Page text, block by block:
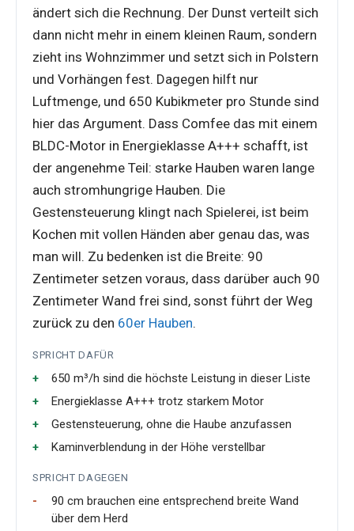
ändert sich die Rechnung. Der Dunst verteilt sich
dann nicht mehr in einem kleinen Raum, sondern
zieht ins Wohnzimmer und setzt sich in Polstern
und Vorhängen fest. Dagegen hilft nur
Luftmenge, und 650 Kubikmeter pro Stunde sind
hier das Argument. Dass Comfee das mit einem
BLDC-Motor in Energieklasse A+++ schafft, ist
der angenehme Teil: starke Hauben waren lange
auch stromhungrige Hauben. Die
Gestensteuerung klingt nach Spielerei, ist beim
Kochen mit vollen Händen aber genau das, was
man will. Zu bedenken ist die Breite: 90
Zentimeter setzen voraus, dass darüber auch 90
Zentimeter Wand frei sind, sonst führt der Weg
zurück zu den 60er Hauben.
SPRICHT DAFÜR
650 m³/h sind die höchste Leistung in dieser Liste
Energieklasse A+++ trotz starkem Motor
Gestensteuerung, ohne die Haube anzufassen
Kaminverblendung in der Höhe verstellbar
SPRICHT DAGEGEN
90 cm brauchen eine entsprechend breite Wand
über dem Herd